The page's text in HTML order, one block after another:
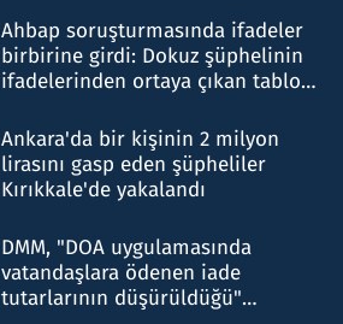
Ahbap soruşturmasında ifadeler
birbirine girdi: Dokuz şüphelinin
ifadelerinden ortaya çıkan tablo
Ankara'da bir kişinin 2 milyon
lirasını gasp eden şüpheliler
Kırıkkale'de yakalandı
DMM, "DOA uygulamasında
vatandaşlara ödenen iade
tutarlarının düşürüldüğü"